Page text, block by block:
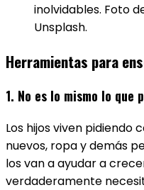
inolvidables. Foto
Unsplash.
Herramientas para
1. No es lo mismo lo que
Los hijos viven pidiendo
nuevos, ropa y demás
los van a ayudar a
verdaderamente